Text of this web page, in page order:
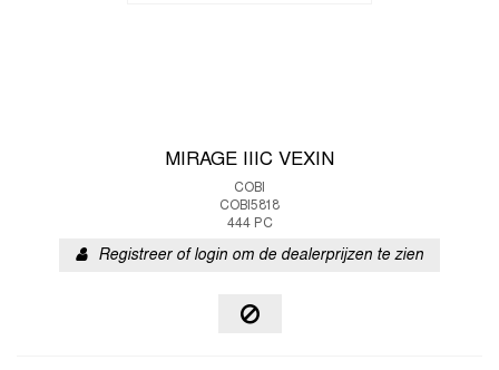
MIRAGE IIIC VEXIN
COBI
COBI5818
444 PC
Registreer of login om de dealerprijzen te zien